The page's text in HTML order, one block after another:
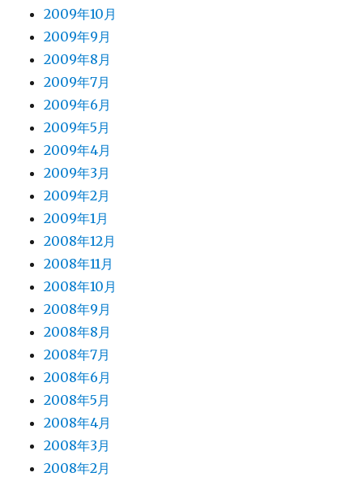
2009年10月
2009年9月
2009年8月
2009年7月
2009年6月
2009年5月
2009年4月
2009年3月
2009年2月
2009年1月
2008年12月
2008年11月
2008年10月
2008年9月
2008年8月
2008年7月
2008年6月
2008年5月
2008年4月
2008年3月
2008年2月